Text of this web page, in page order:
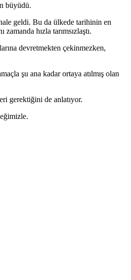
büyüdü.
hale geldi. Bu da ülkede tarihinin en
hızla tarımsızlaştı.
devretmekten çekinmezken,
şu ana kadar ortaya atılmış olan
gerektiğini de anlatıyor.